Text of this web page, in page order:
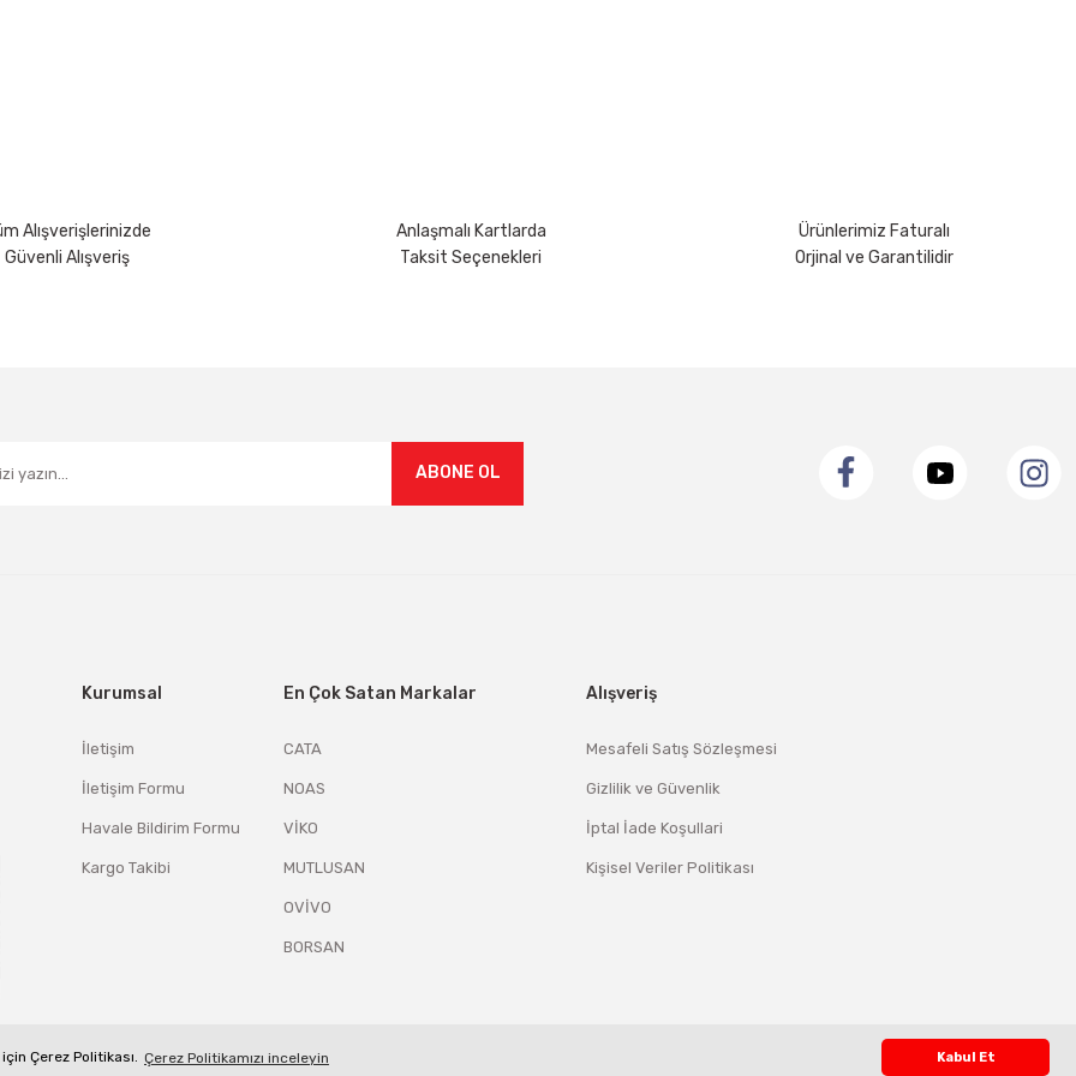
Çerez Politikası. Çerez Politikamızı inceleyin Kabul Et
Alışverişlerinizde
Güvenli Alışveriş
Anlaşmalı Kartlarda
Taksit Seçenekleri
Ürünlerimiz Faturalı
Orjinal ve Garantilidir
ABONE OL
Kurumsal
İletişim
İletişim Formu
Havale Bildirim Formu
Kargo Takibi
En Çok Satan Markalar
CATA
NOAS
VİKO
MUTLUSAN
OVİVO
BORSAN
Alışveriş
Mesafeli Satış Sözleşmesi
Gizlilik ve Güvenlik
İptal İade Koşullari
Kişisel Veriler Politikası